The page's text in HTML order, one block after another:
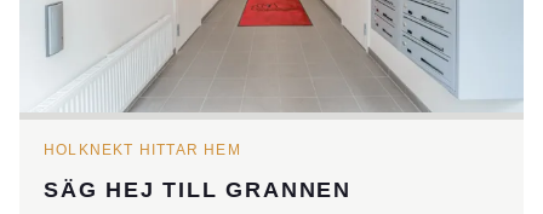
HOLKNEKT HITTAR HEM
SÄG HEJ TILL GRANNEN